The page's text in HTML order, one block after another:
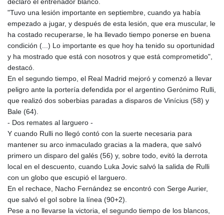
"Tuvo una lesión importante en septiembre, cuando ya había
empezado a jugar, y después de esta lesión, que era muscular, le
ha costado recuperarse, le ha llevado tiempo ponerse en buena
condición (...) Lo importante es que hoy ha tenido su oportunidad
y ha mostrado que está con nosotros y que está comprometido",
destacó.
En el segundo tiempo, el Real Madrid mejoró y comenzó a llevar
peligro ante la portería defendida por el argentino Gerónimo Rulli,
que realizó dos soberbias paradas a disparos de Vinícius (58) y
Bale (64).
- Dos remates al larguero -
Y cuando Rulli no llegó contó con la suerte necesaria para
mantener su arco inmaculado gracias a la madera, que salvó
primero un disparo del galés (56) y, sobre todo, evitó la derrota
local en el descuento, cuando Luka Jovic salvó la salida de Rulli
con un globo que escupió el larguero.
En el rechace, Nacho Fernández se encontró con Serge Aurier,
que salvó el gol sobre la línea (90+2).
Pese a no llevarse la victoria, el segundo tiempo de los blancos,